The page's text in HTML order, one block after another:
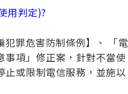
用判定)?
犯罪危害防制條例】、 「電
事項」修正案，針對不當使
或限制電信服務，並施以